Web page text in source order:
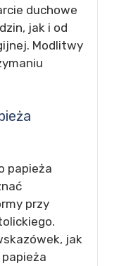
duchowe
jak i od
Modlitwy
papieża
przy
jak